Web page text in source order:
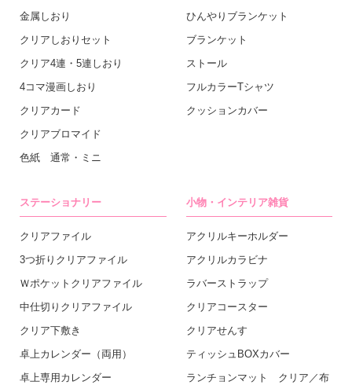
金属しおり
クリアしおりセット
クリア4連・5連しおり
4コマ漫画しおり
クリアカード
クリアブロマイド
色紙 通常・ミニ
ひんやりブランケット
ブランケット
ストール
フルカラーTシャツ
クッションカバー
ステーショナリー
クリアファイル
3つ折りクリアファイル
Ｗポケットクリアファイル
中仕切りクリアファイル
クリア下敷き
卓上カレンダー（両用）
卓上専用カレンダー
小物・インテリア雑貨
アクリルキーホルダー
アクリルカラビナ
ラバーストラップ
クリアコースター
クリアせんす
ティッシュBOXカバー
ランチョンマット クリア／布